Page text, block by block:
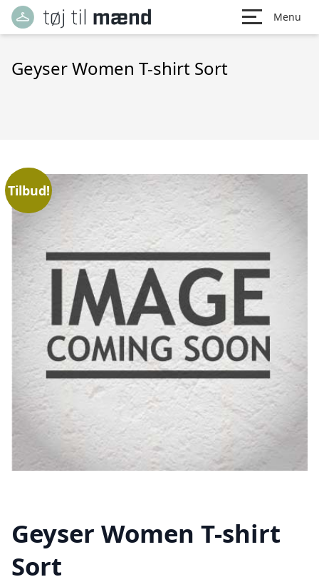
Menu
Geyser Women T-shirt Sort
Tilbud!
Geyser Women T-shirt
Sort